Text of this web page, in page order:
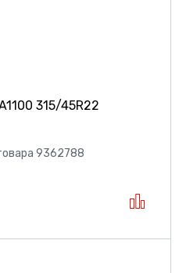
315/45R22
9362788